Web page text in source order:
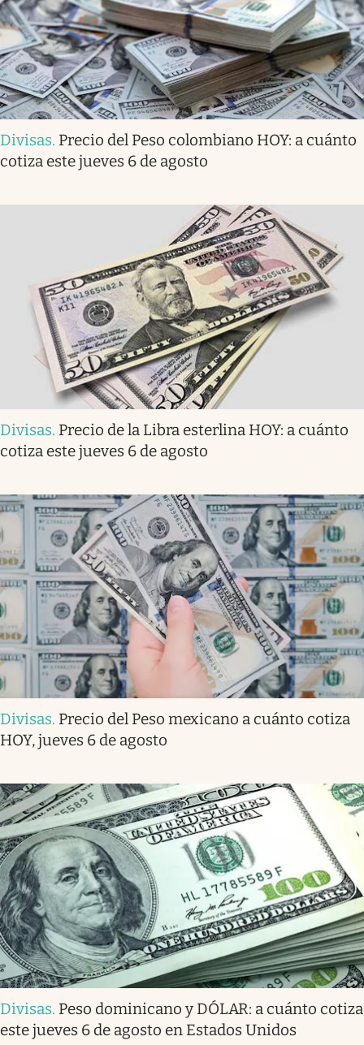
Divisas. Precio del Peso colombiano HOY: a cuánto
cotiza este jueves 6 de agosto
Divisas. Precio de la Libra esterlina HOY: a cuánto
cotiza este jueves 6 de agosto
Divisas. Precio del Peso mexicano a cuánto cotiza
HOY, jueves 6 de agosto
Divisas. Peso dominicano y DÓLAR: a cuánto cotiza
este jueves 6 de agosto en Estados Unidos